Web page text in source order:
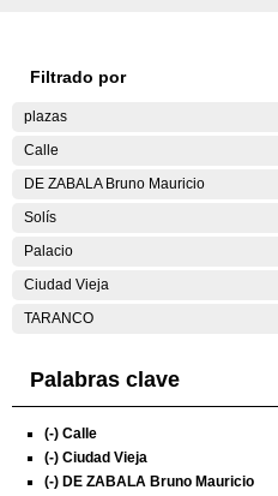
Filtrado por
plazas
Calle
DE ZABALA Bruno Mauricio
Solís
Palacio
Ciudad Vieja
TARANCO
Palabras clave
(-) Calle
(-) Ciudad Vieja
(-) DE ZABALA Bruno Mauricio